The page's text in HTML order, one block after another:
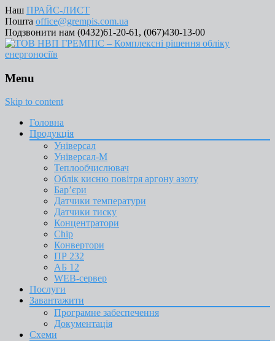
Наш ПРАЙС-ЛИСТ
Пошта office@grempis.com.ua
Подзвонити нам (0432)61-20-61, (067)430-13-00
Menu
Skip to content
Головна
Продукція
Універсал
Універсал-М
Теплообчислювач
Облік кисню повітря аргону азоту
Бар’єри
Датчики температури
Датчики тиску
Концентратори
Chip
Конвертори
ПР 232
АБ 12
WEB-сервер
Послуги
Завантажити
Програмне забеспечення
Документація
Схеми